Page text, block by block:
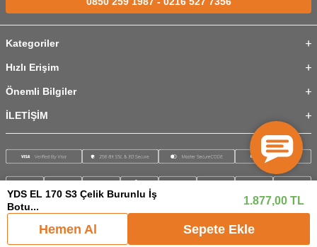
Kategoriler
Hızlı Erişim
Önemli Bilgiler
İLETİŞİM
© 2026 İstanbul Ticaret. Tüm hakları saklıdır.
Sistemleriyle Hazırlanmıştır.
YDS EL 170 S3 Çelik Burunlu İş
Botu...
1.877,00 TL
Hemen Al Sepete Ekle